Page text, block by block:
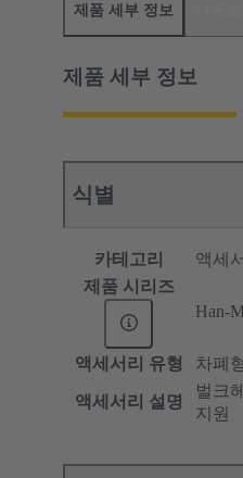
제품 세부 정보
제품 세부 정보
식별
카테고리
액세
제품 시리즈
Han-
액세서리 유형 차폐
액세서리 설명
벌크
지원